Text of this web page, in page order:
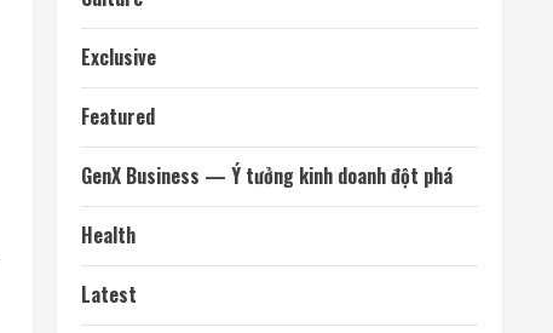
Exclusive
Featured
GenX Business — Ý tưởng kinh doanh đột phá
Health
Latest